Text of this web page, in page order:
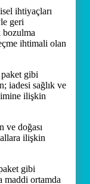
ihtiyaçları
geri
bozulma
ihtimali olan
gibi
iadesi sağlık ve
ilişkin
ve doğası
ilişkin
gibi
maddi ortamda